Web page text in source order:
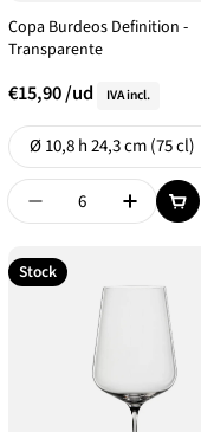
Copa Burdeos Definition -
Transparente
€15,90/ud IVA incl.
Formato
Ø 10,8 h 24,3 cm (75 cl)
Disminuir
Stock